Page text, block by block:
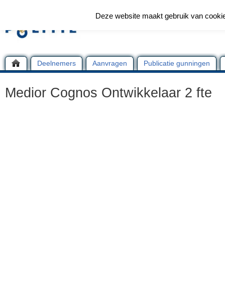
Deelnemers Aanvragen Publicatie gunningen
Medior Cognos Ontwikkelaar 2 fte
Deze website maakt gebruik van